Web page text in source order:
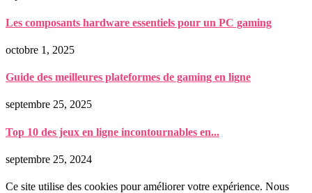
Les composants hardware essentiels pour un PC gaming
octobre 1, 2025
Guide des meilleures plateformes de gaming en ligne
septembre 25, 2025
Top 10 des jeux en ligne incontournables en...
septembre 25, 2024
Ce site utilise des cookies pour améliorer votre expérience. Nous